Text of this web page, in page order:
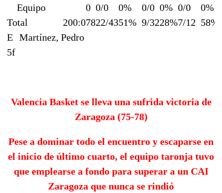
Equipo 0 0/0 0% 0/0 0% 0/0
0%
Total
200:07822/4351% 9/3228%7/12 58%
E Martínez, Pedro
5f
Valencia Basket se lleva una sufrida victoria de
Zaragoza (75-78)
Pese a dominar todo el encuentro y escaparse en
el inicio de último cuarto, el equipo taronja tuvo
que emplearse a fondo para superar a un CAI
Zaragoza que nunca se rindió